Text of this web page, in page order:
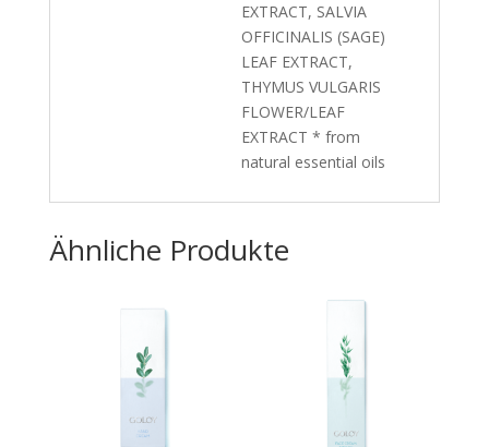
EXTRACT, SALVIA
OFFICINALIS (SAGE)
LEAF EXTRACT,
THYMUS VULGARIS
FLOWER/LEAF
EXTRACT * from
natural essential oils
Ähnliche Produkte